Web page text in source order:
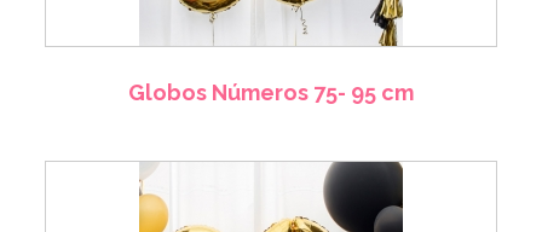
Globos Números 75- 95 cm